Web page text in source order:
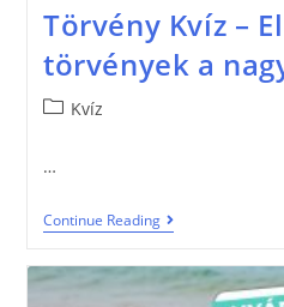
Törvény Kvíz –
törvények a
Kvíz
…
Continue Reading